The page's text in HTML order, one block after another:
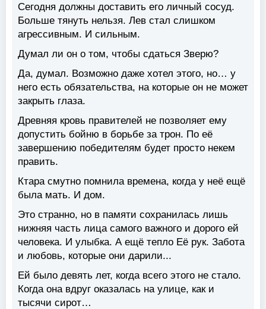
Сегодня должны доставить его личный сосуд.
Больше тянуть нельзя. Лев стал слишком
агрессивным. И сильным.
Думал ли он о том, чтобы сдаться Зверю?
Да, думал. Возможно даже хотел этого, но… у
него есть обязательства, на которые он не может
закрыть глаза.
Древняя кровь правителей не позволяет ему
допустить бойню в борьбе за трон. По её
завершению победителям будет просто некем
править.
Ктара смутно помнила времена, когда у неё ещё
была мать. И дом.
Это странно, но в памяти сохранилась лишь
нижняя часть лица самого важного и дорого ей
человека. И улыбка. А ещё тепло Её рук. Забота
и любовь, которые они дарили...
Ей было девять лет, когда всего этого не стало.
Когда она вдруг оказалась на улице, как и
тысячи сирот…